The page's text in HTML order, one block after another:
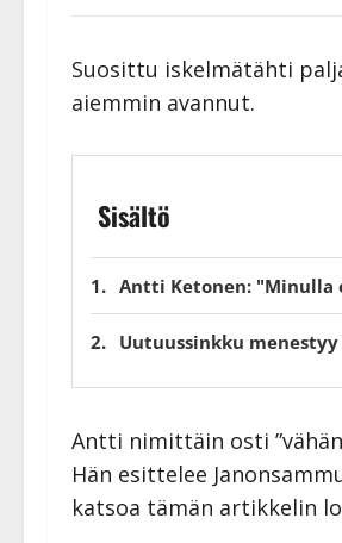
Suosittu iskelmätähti
aiemmin avannut.
Sisältö
Antti Ketonen: "Minulla
Uutuussinkku menestyy
Antti nimittäin osti
Hän esittelee
katsoa tämän artikkelin